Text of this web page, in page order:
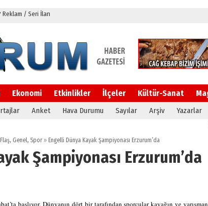
/ Seri İlan
Ekonomi Etkinlikler İlçeler Kültür-Sanat
Anket Hava Durumu Sayılar Arşiv Yazarlar
Flaş, Genel, Spor » Engelli Dünya Kayak Şampiyonası Erzurum’da
Şampiyonası Erzurum’da
başlıyor. Dünyanın dört bir tarafından sporcular kayağın ve